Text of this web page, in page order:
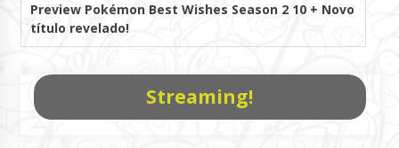
Preview Pokémon Best Wishes Season 2 10 + Novo
título revelado!
Streaming!